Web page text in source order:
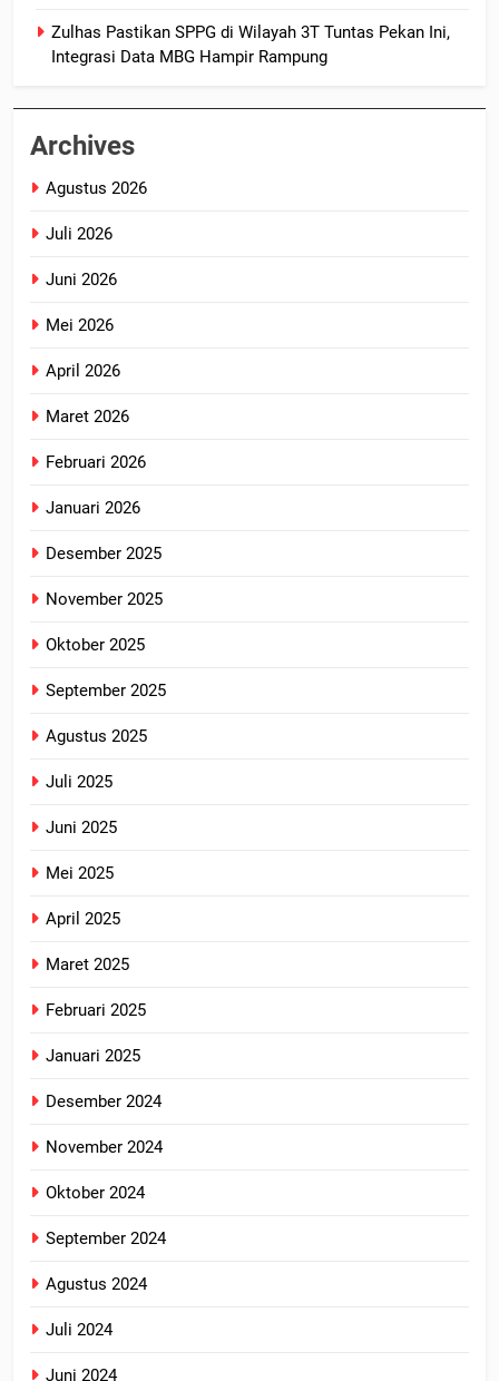
Zulhas Pastikan SPPG di Wilayah 3T Tuntas Pekan Ini,
Integrasi Data MBG Hampir Rampung
Archives
Agustus 2026
Juli 2026
Juni 2026
Mei 2026
April 2026
Maret 2026
Februari 2026
Januari 2026
Desember 2025
November 2025
Oktober 2025
September 2025
Agustus 2025
Juli 2025
Juni 2025
Mei 2025
April 2025
Maret 2025
Februari 2025
Januari 2025
Desember 2024
November 2024
Oktober 2024
September 2024
Agustus 2024
Juli 2024
Juni 2024